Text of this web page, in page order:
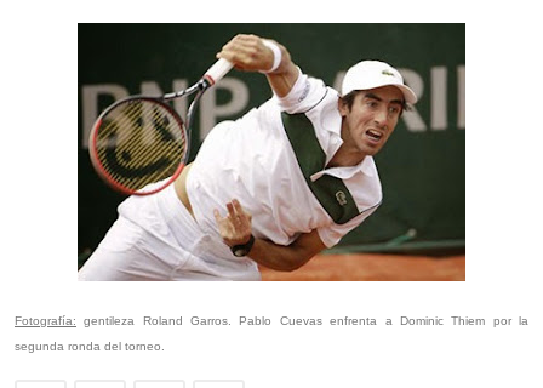
Fotografía: gentileza Roland Garros. Pablo Cuevas enfrenta a Dominic Thiem por la
segunda ronda del torneo.